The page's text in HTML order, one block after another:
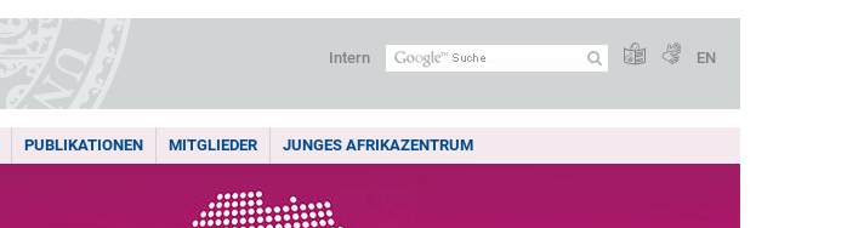
Intern EN
PUBLIKATIONEN MITGLIEDER JUNGES AFRIKAZENTRUM